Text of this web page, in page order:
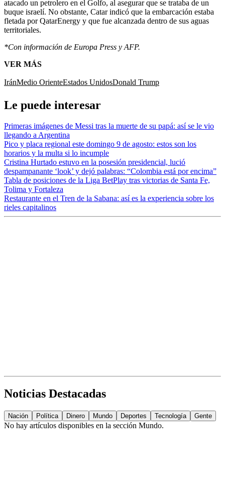
atacado un petrolero en el Golfo, al asegurar que se trataba de un
buque israelí. No obstante, Catar indicó que la embarcación estaba
fletada por QatarEnergy y que fue alcanzada dentro de sus aguas
territoriales.
*Con información de Europa Press y AFP.
VER MÁS
IránMedio OrienteEstados UnidosDonald Trump
Le puede interesar
Primeras imágenes de Messi tras la muerte de su papá: así se le vio
llegando a Argentina
Pico y placa regional este domingo 9 de agosto: estos son los
horarios y la multa si lo incumple
Cristina Hurtado estuvo en la posesión presidencial, lució
despampanante ‘look’ y dejó palabras: “Colombia está por encima”
Tabla de posiciones de la Liga BetPlay tras victorias de Santa Fe,
Tolima y Fortaleza
Restaurante en el Tren de la Sabana: así es la experiencia sobre los
rieles capitalinos
Noticias Destacadas
Nación Política Dinero Mundo Deportes Tecnología Gente
No hay artículos disponibles en la sección Mundo.